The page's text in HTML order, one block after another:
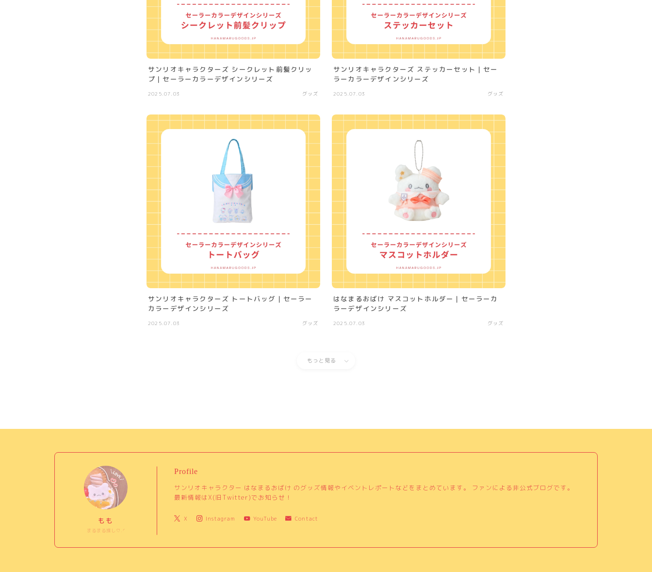
サンリオキャラクターズ シークレット前髪クリッ
プ｜セーラーカラーデザインシリーズ
2025.07.03 グッズ
サンリオキャラクターズ ステッカーセット｜セー
ラーカラーデザインシリーズ
2025.07.03 グッズ
サンリオキャラクターズ トートバッグ｜セーラー
カラーデザインシリーズ
2025.07.03 グッズ
はなまるおばけ マスコットホルダー｜セーラーカ
ラーデザインシリーズ
2025.07.03 グッズ
もっと見る
もも
まるまる推し♡.ᐟ
Profile
サンリオキャラクター はなまるおばけ のグッズ情報やイベントレポートなどをまとめています。 ファンによる非公式ブログです。
最新情報はX(旧Twitter)でお知らせ！
X Instagram YouTube Contact